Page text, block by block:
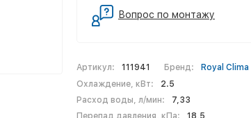
Артикул: 111941 Бренд:
Royal Clima
Охлаждение, кВт:
2.5
Расход воды, л/мин:
7,33
Перепад давления, кПа:
18,5
Вопрос по монтажу